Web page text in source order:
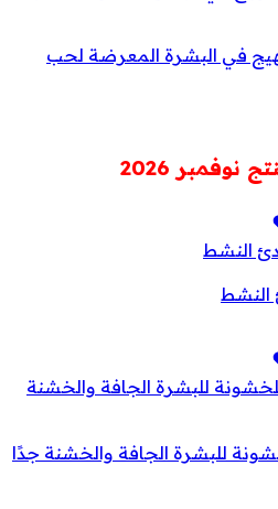
في البشرة المعرضة لحب
2026
للبشرة الجافة والخشنة جدًا